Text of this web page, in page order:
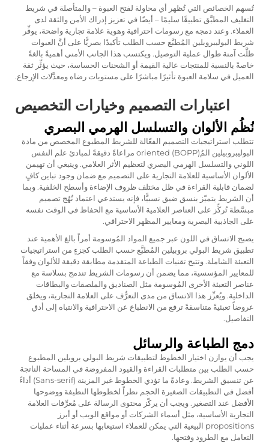
تُسهم الخصائص التي تُظهر أي محاولة لفتح العبوة – والمتأصلة في شريط
التغليف المطبَّق تطبيقًا سليمًا – أيضًا في تعزيز إدراك الأمن والثقة لدى
العملاء. وعند دمجه مع رسومات احترافية وهوية علامة تجارية واضحة، يوفِّر
شريط البوليبروبلين المُطبَّع حسب الطلب تأكيدًا بصريًّا على أنَّ العبوات
ظلَّت آمنة طوال عملية التوصيل. ويكتسب هذا الجانب الأمني أهميةً بالغةً
خاصةً بالنسبة للمنتجات عالية القيمة أو الشحنات الحساسة، حيث يؤثِّر ثقة
العميل في سلامة العبوة تأثيرًا مباشرًا على مستويات رضاه ومعدَّلات الإرجاع.
اعتبارات التصميم وخيارات التخصيص
نُظُم الألوان والتسلسل الهرمي البصري
تتطلب استراتيجيات التصميم الفعّالة للشريط المطبوع المخصص من مادة
البوليبروبيلين المُoriented (BOPP) مراعاةً دقيقةً لمبادئ علم النفس
اللوني والتسلسل الهرمي البصري لتعظيم الأثر العلامي. وينبغي أن تهيمن
الألوان الأساسية للعلامة التجارية على التصميم مع ضمان وجود تباين كافٍ
لضمان قابلية القراءة في ظل مختلف ظروف الإضاءة وأسطح الخلفية. وبما
أن الشريط يتميّز بنسق ضيق نسبيًّا، فإنه يستدعي اعتماد نُهُج تصميم
مبسَّطة تُركِّز على العناصر العلامية الأساسية مع الحفاظ في الوقت نفسه
على الجاذبية البصرية ومعايير المظهر الاحترافي.
يصبح الاتساق في اللون عبر جميع المواد المُوسومة أمراً بالغ الأهمية عند
تطبيق شريط البولي بروبيلين المُطبَّع حسب الطلب كجزءٍ من استراتيجيات
التعبئة الشاملة. وتتيح تقنيات الطباعة المتقدمة مطابقة دقيقة للألوان وفقاً
للمعايير المؤسسية، مما يضمن أن رسومات الشريط تندمج بسلاسة مع
عناصر التعبئة الأخرى المُوسومة مثل الصناديق والملصقات والبطاقات
الداخلية. ويُعزِّز هذا الاتساق من مدى التعرُّف على العلامة التجارية، ويخلق
عروضاً تعبئيةً متناسقةً ترفع من الانطباع عن الاحترافية والانتباه إلى أدق
التفاصيل.
دمج الطباعة والرسائل
يجب أن يوازن اختيار الخطوط لتطبيقات شريط البولي بروبلين المطبوع
حسب الطلب بين متطلبات القراءة والقيود المفروضة في المساحة الناتجة
عن تنسيق الشريط. وعادةً ما تؤدي الخطوط غير المزينة (Sans-serif) أداءً
أفضل في التطبيقات الصغيرة الحجم نظراً لخطوطها النظيفة ووضوحها
الأفضل عند التصغير. ويجب أن يركّز محتوى الرسالة على مُعرِّفات العلامة
التجارية الأساسية، مثل أسماء الشركات أو مواقع الويب أو أبرز
propositions البيعية التي يمكن للعملاء استيعابها بسرعة أثناء عمليات
التعامل مع الطرود وفتحها.